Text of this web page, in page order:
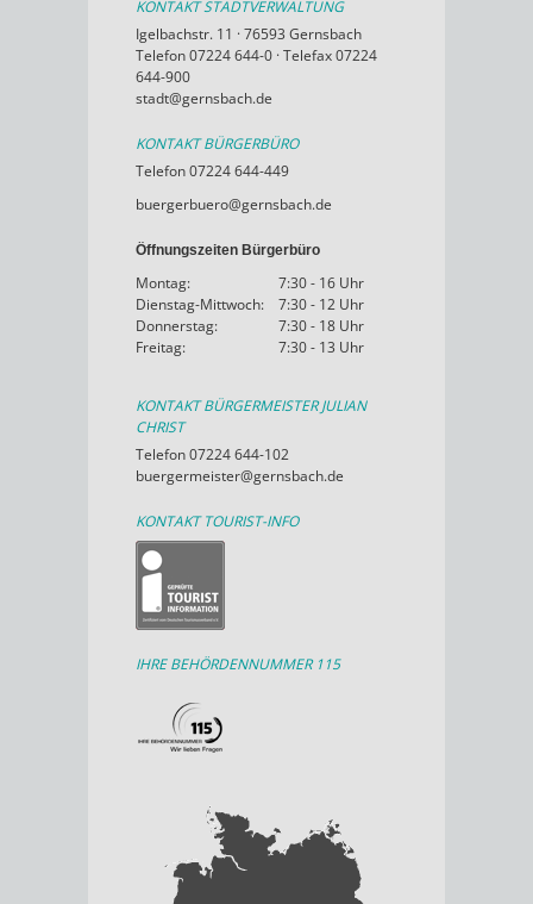
KONTAKT STADTVERWALTUNG
Igelbachstr. 11 · 76593 Gernsbach
Telefon 07224 644-0 · Telefax 07224
644-900
stadt@gernsbach.de
KONTAKT BÜRGERBÜRO
Telefon 07224 644-449
buergerbuero@gernsbach.de
Öffnungszeiten Bürgerbüro
Montag:
7:30 - 16 Uhr
Dienstag-Mittwoch:
7:30 - 12 Uhr
Donnerstag:
7:30 - 18 Uhr
Freitag:
7:30 - 13 Uhr
KONTAKT BÜRGERMEISTER JULIAN
CHRIST
Telefon 07224 644-102
buergermeister@gernsbach.de
KONTAKT TOURIST-INFO
IHRE BEHÖRDENNUMMER 115